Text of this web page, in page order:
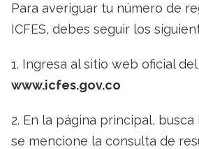
Para averiguar tu número de
ICFES, debes seguir los
1. Ingresa al sitio web oficial del
www.icfes.gov.co
2. En la página principal,
se mencione la consulta de